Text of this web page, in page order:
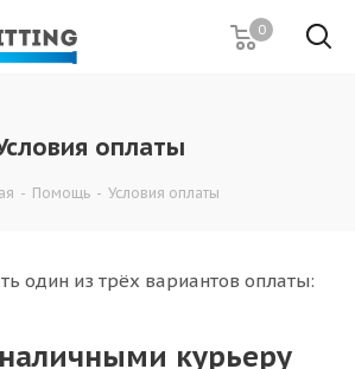
0
оплаты
- Помощь - Условия оплаты
один из трёх вариантов оплаты:
курьеру